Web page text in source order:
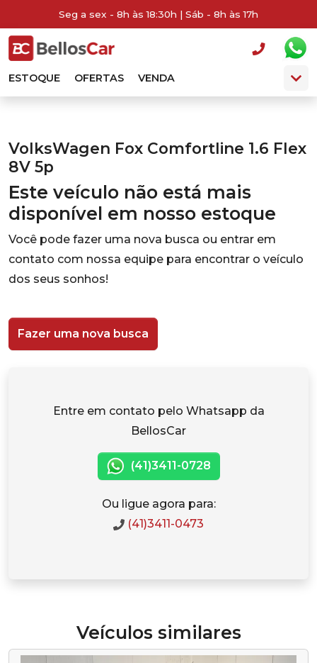
Seg a sex - 8h às 18:30h | Sáb - 8h às 17h
ESTOQUE OFERTAS VENDA
VolksWagen Fox Comfortline 1.6 Flex
8V 5p
Este veículo não está mais
disponível em nosso estoque
Você pode fazer uma nova busca ou entrar em
contato com nossa equipe para encontrar o veículo
dos seus sonhos!
Fazer uma nova busca
Entre em contato pelo Whatsapp da
BellosCar
(41)3411-0728
Ou ligue agora para:
(41)3411-0473
Veículos similares